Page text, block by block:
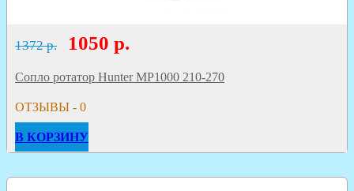
1372 р. 1050 р.
Сопло ротатор Hunter MP1000 210-270
ОТЗЫВЫ - 0
В КОРЗИНУ